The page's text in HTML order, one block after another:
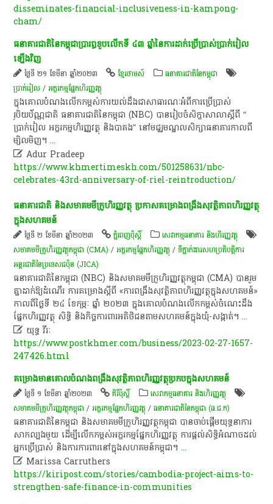
disseminates-financial-inclusiveness-in-kampong-
cham/
​ធនាគារជាតិ​នៃ​កម្ពុជា​ប្រារព្ធ​ខួប​លើក​ទី​ ៤៣​ ឆ្នាំ​នៃ​ការ​ដាក់​ប្រើប្រាស់​ប្រាក់​រៀល​
ឡើង​វិញ​
ថ្ងៃទី ២១ ខែមីនា ឆ្នាំ២០២៣ ខ្មែរថាមស៍
ធនាគារជាតិនៃកម្ពុជា
ប្រាក់រៀល /​អក្ខរកម្ម​ផ្នែក​ហិរញ្ញវត្ថុ​
​ក្នុង​គោលបំណង​លើកកម្ពស់​ការ​យល់​ដឹង​ជា​សាធារណៈ​អំពី​ការ​ប្រើប្រាស់​
រូបិយប័ណ្ណ​ជាតិ​ ធនាគារជាតិ​នៃ​កម្ពុជា​ (NBC)​ បាន​រៀបចំ​សិក្ខាសាលា​ស្តី​ពី​ “​
ប្រាក់​រៀល​ អក្ខរកម្ម​ហិរញ្ញវត្ថុ​ និង​បាគង​”​ នៅ​មជ្ឈមណ្ឌល​សិក្សា​ធនាគារ​កាលពី​
ម្សិលមិញ​។​...
 Adur Pradeep
https://www.khmertimeskh.com/501258631/nbc-
celebrates-43rd-anniversary-of-riel-reintroduction/
ធនាគារជាតិ និង​សមាគម​មីក្រូហិរញ្ញវត្ថុ ប្រកាស​គម្រោងពង្រឹង​សុវត្ថិភាព​ហិរញ្ញវត្ថុ​
ក្នុង​សហគមន៍​
ថ្ងៃទី ២ ខែមីនា ឆ្នាំ២០២៣ ភ្នំពេញប៉ុស្តិ៍
សេវាកម្មធនាគារ និងហិរញ្ញវត្ថុ
សមាគមមីក្រូហិរញ្ញវត្ថុកម្ពុជា (CMA) /​អក្ខរកម្ម​ផ្នែក​ហិរញ្ញវត្ថុ​ /ទីភ្នាក់ងារសហប្រតិបត្តិការ
អន្តរជាតិនៃប្រទេសជប៉ុន (JICA)
ធនាគារជាតិ​នៃ​កម្ពុជា (NBC) និង​សមាគម​មីក្រូហិរញ្ញវត្ថុ​កម្ពុជា (CMA) បាន​រួម
គ្នា​ដាក់ឱ្យ​ដំណើរ ការ​គម្រោង​ស្តីពី «​ការពង្រឹង​សុវត្ថិភាព​ហិរញ្ញវត្ថុ​ក្នុង​សហគមន៍​»
កាលពី​ថ្ងៃទី​ ២៤ ខែកុម្ភៈ ឆ្នាំ​ ២០២៣ ក្នុង​គោលបំណង​លើកកម្ពស់​ចំណេះដឹង​
ផ្នែក​ហិរញ្ញវត្ថុ សិទ្ធិ និង​កិច្ចការពារ​អតិថិជន​តាម​សហគមន៍​ក្នុង​ឃុំ​-​សង្កាត់​។...
 យុទ្ធ វីរៈ
https://www.postkhmer.com/business/2023-02-27-1657-
247426.html
គម្រោង​មាន​គោលបំណង​ពង្រឹង​សុវត្ថិភាព​ហិរញ្ញវត្ថុ​ប្រកប​ក្នុង​សហគមន៍​
ថ្ងៃទី ១ ខែមីនា ឆ្នាំ២០២៣ គិរីប៉ុស្តិ៍
សេវាកម្មធនាគារ និងហិរញ្ញវត្ថុ
សមាគម​មីក្រូ​ហិរញ្ញវត្ថុ​កម្ពុជា /​អក្ខរកម្ម​ផ្នែក​ហិរញ្ញវត្ថុ​ /ធនាគារ​ជាតិ​នៃ​កម្ពុជា (ធ.ជ.ក)
​ធនាគារជាតិ​នៃ​កម្ពុជា​ និង​សមាគម​មីក្រូហិរញ្ញវត្ថុ​កម្ពុជា​ បាន​ចាប់ផ្តើម​យុទ្ធនាការ​
សាកល្បង​មួយ​ ដើម្បី​លើកកម្ពស់​អក្ខរកម្ម​ផ្នែក​​ហិរញ្ញវត្ថុ​ ការ​ផ្តល់​សិទ្ធិ​អំណាច​ដល់​
អ្នក​ប្រើប្រាស់​ និង​ការ​ការពារ​នៅ​ក្នុង​សហគមន៍​កម្ពុជា​។​...
 Marissa Carruthers
https://kiripost.com/stories/cambodia-project-aims-to-
strengthen-safe-finance-in-communities